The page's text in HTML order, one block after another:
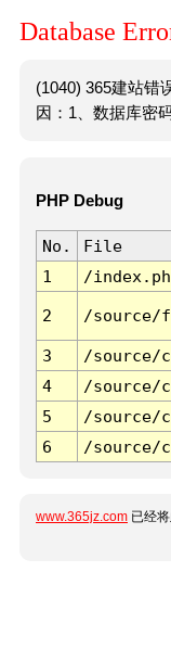
Database
(1040) 365建站错
因：1、数据库密
PHP Debug
No. File
1
/
2 /source/
3 /source/
4
/source/
5
/source/
6
/source/
www.365jz.com 已经